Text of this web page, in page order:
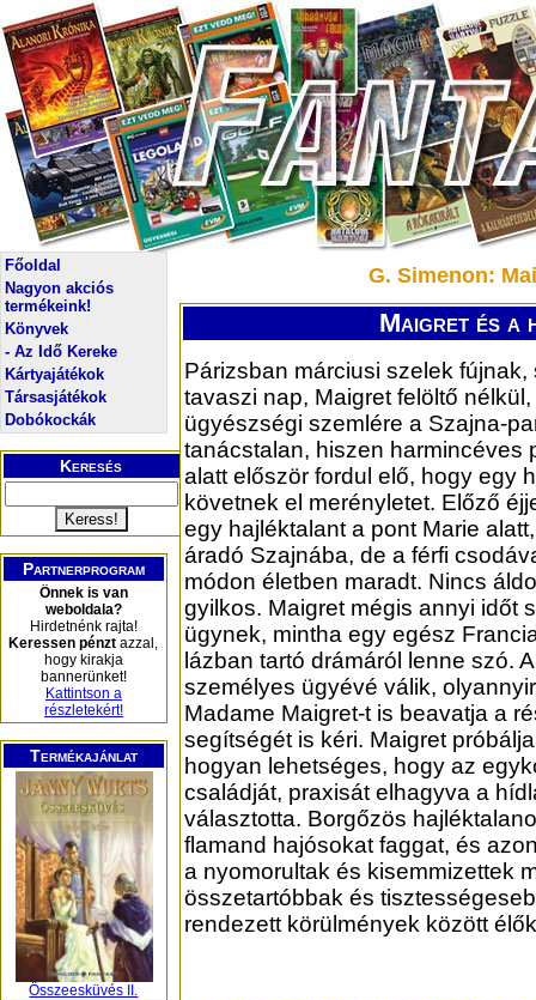
Főoldal
Nagyon akciós
termékeink!
Könyvek
- Az Idő Kereke
Kártyajátékok
Társasjátékok
Dobókockák
Keresés
Partnerprogram
Önnek is van
weboldala?
Hirdetnénk rajta!
Keressen pénzt azzal,
hogy kirakja
bannerünket!
Kattintson a
részletekért!
Termékajánlat
Összeesküvés II.
G. Simenon:
Maigret és a
Párizsban márciusi szelek fújnak,
tavaszi nap, Maigret felöltő
ügyészségi szemlére a Szajna-
tanácstalan, hiszen harmincéves
alatt először fordul elő, hogy egy
követnek el merényletet. Előző
egy hajléktalant a pont Marie
áradó Szajnába, de a férfi
módon életben maradt. Nincs
gyilkos. Maigret mégis annyi időt
ügynek, mintha egy egész
lázban tartó drámáról lenne szó.
személyes ügyévé válik,
Madame Maigret-t is beavatja a
segítségét is kéri. Maigret
hogyan lehetséges, hogy az
családját, praxisát elhagyva a
választotta. Borgőzös
flamand hajósokat faggat, és
a nyomorultak és kisemmizettek
összetartóbbak és
rendezett körülmények között